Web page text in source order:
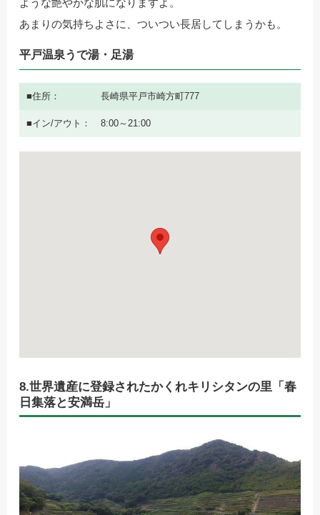
あまりの気持ちよさに、ついつい長居してしまうかも。
平戸温泉うで湯・足湯
住所 長崎県平戸市崎方町777
イン/アウト 8:00～21:00
8.世界遺産に登録されたかくれキリシタンの里「春
日集落と安満岳」